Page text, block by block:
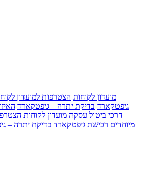
מועדון לקוחות הצטרפות למועדון
גיפטקארד בדיקת יתרה – גיפטקארד
דרכי ביטול עסקה מועדון לקוחות
מיוחדים רכישת גיפטקארד בדיקת יתרה –